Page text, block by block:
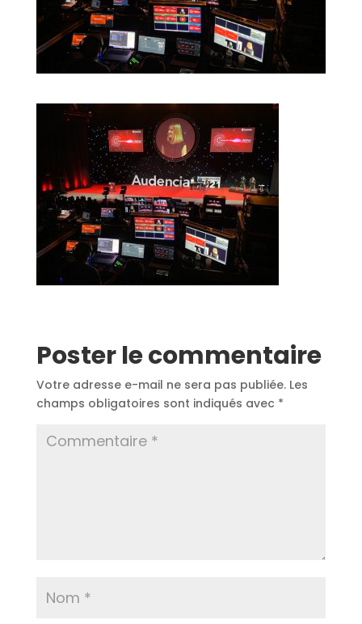
Poster le commentaire
Votre adresse e-mail ne sera pas publiée. Les
champs obligatoires sont indiqués avec *